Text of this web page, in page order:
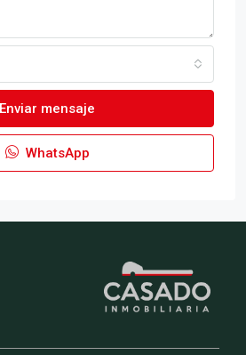
Enviar mensaje
WhatsApp